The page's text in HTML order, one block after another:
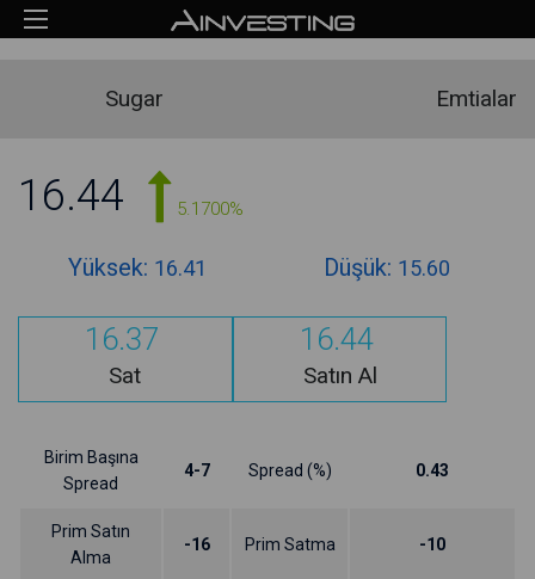
Sugar Emtialar
16.44 5.1700%
Yüksek: 16.41 Düşük: 15.60
16.37
Sat
16.44
Satın Al
Birim Başına
Spread
4-7 Spread (%) 0.43
Prim Satın
Alma
-16 Prim Satma -10